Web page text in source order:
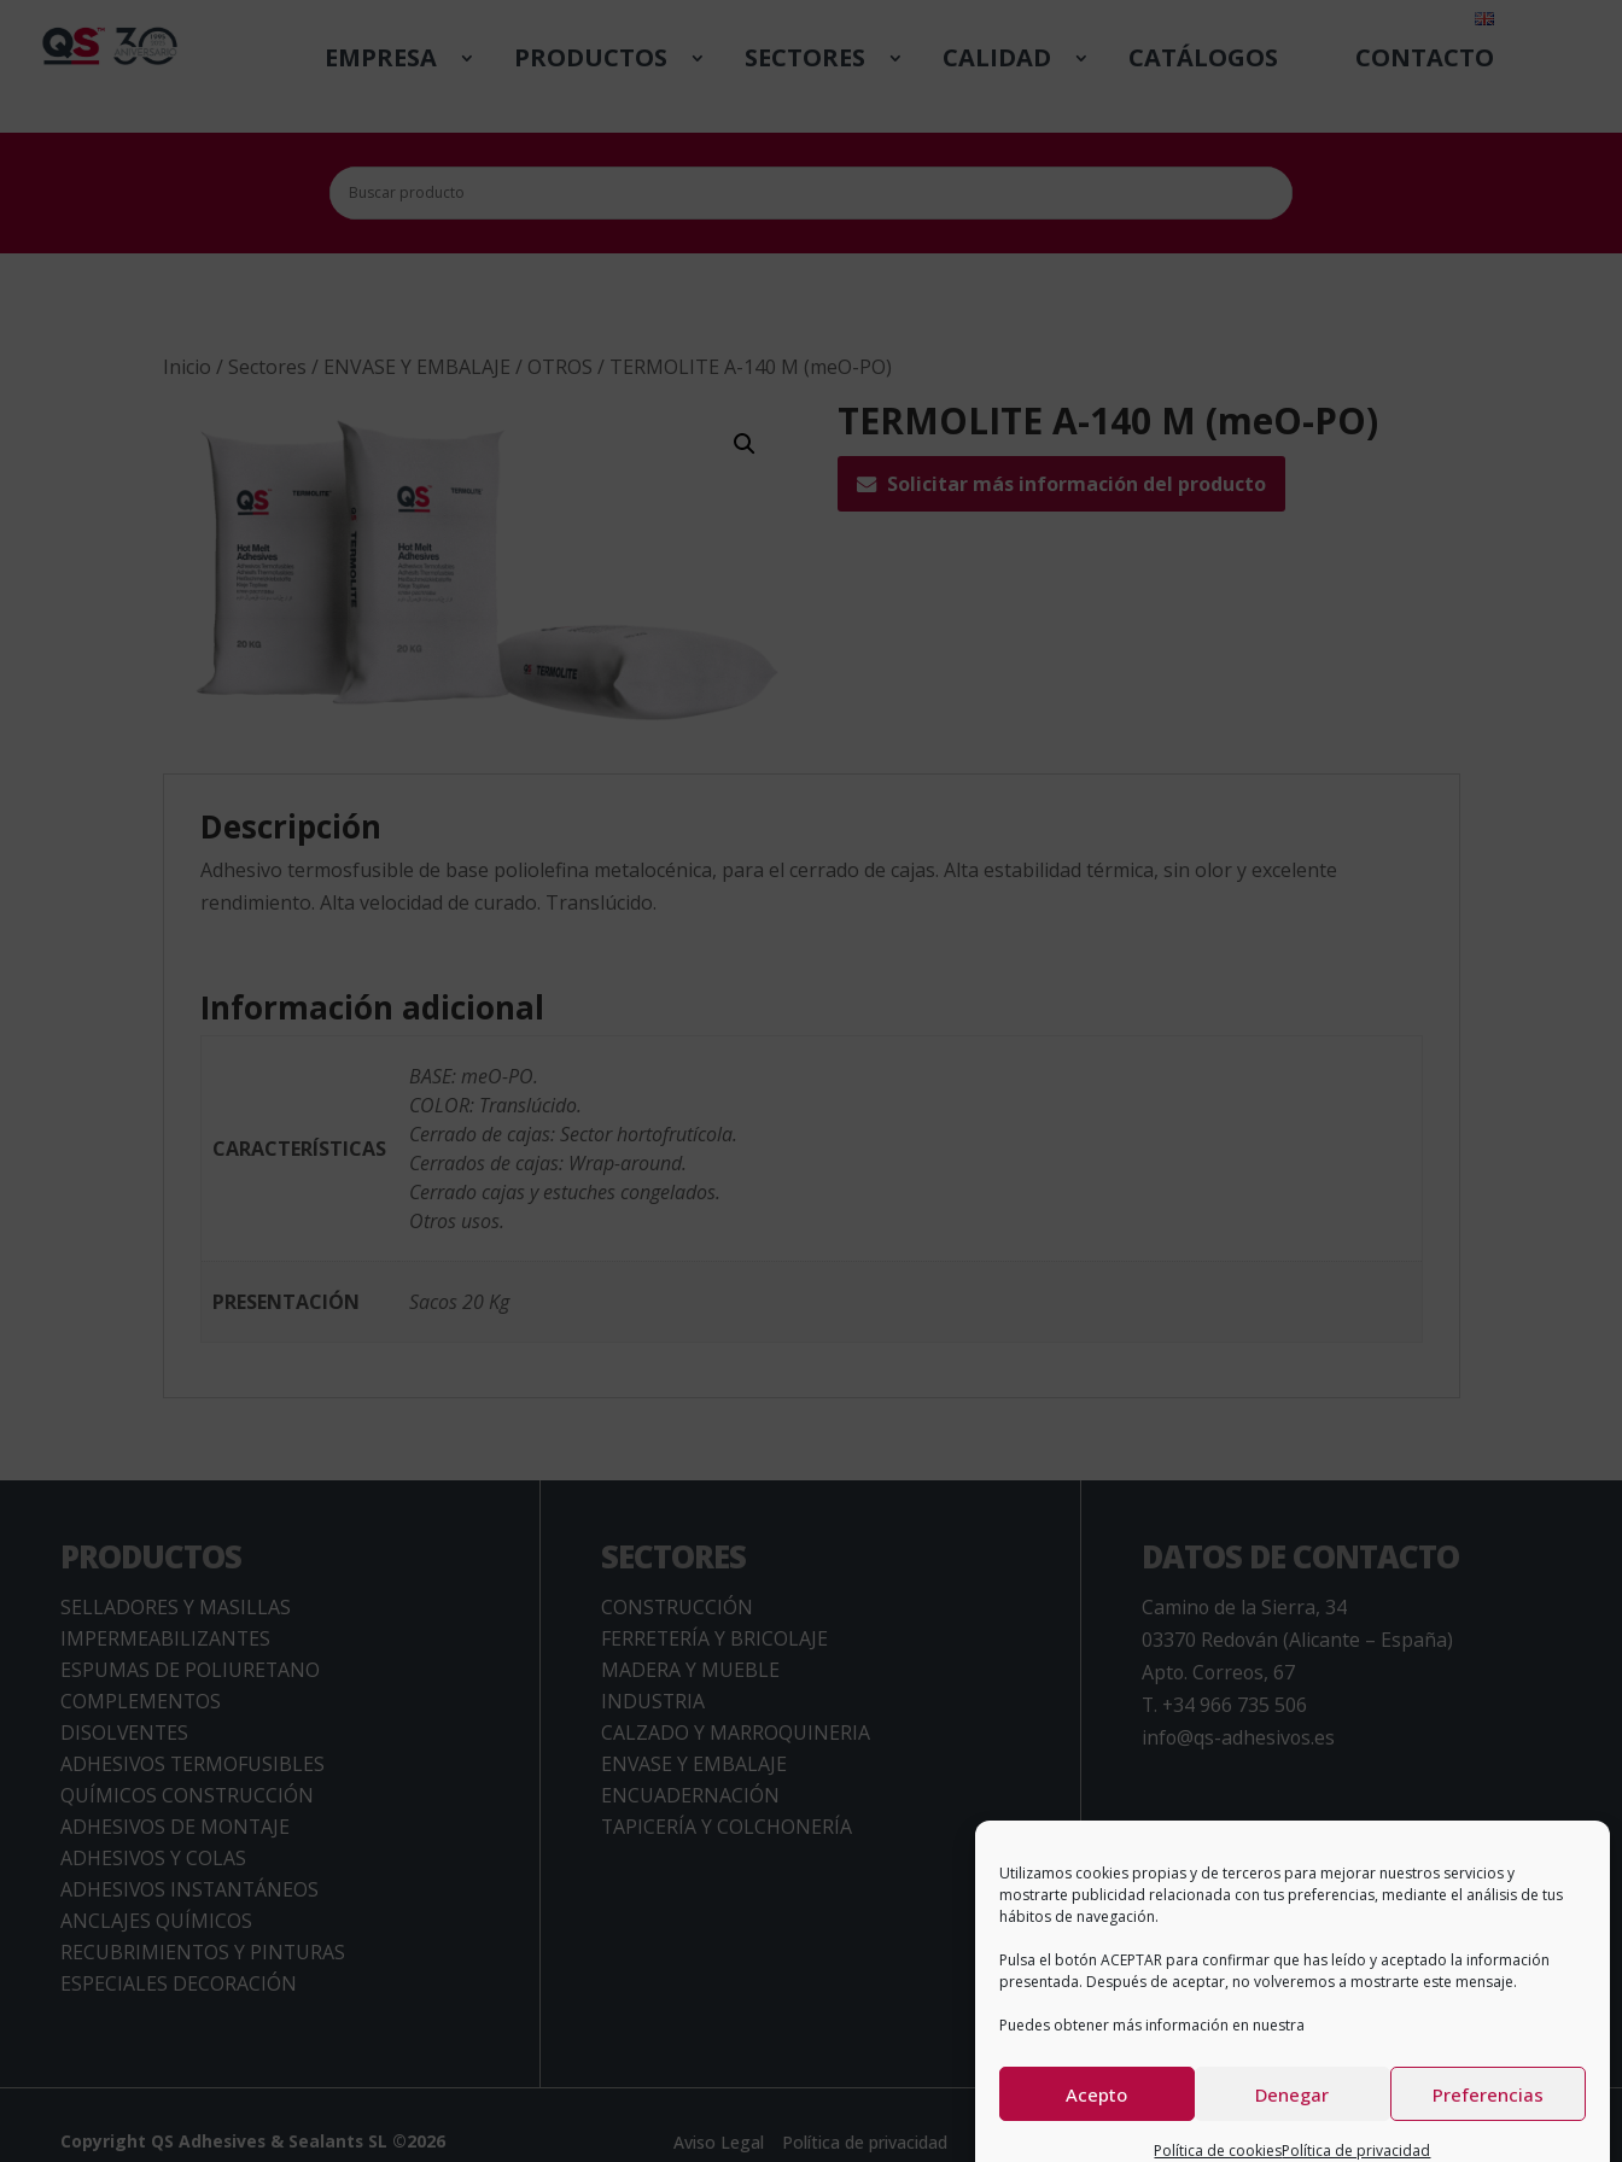
Utilizamos cookies propias y de terceros para mejorar nuestros servicios y
mostrarte publicidad relacionada con tus preferencias, mediante el análisis de tus
hábitos de navegación.
Pulsa el botón ACEPTAR para confirmar que has leído y aceptado la información
presentada. Después de aceptar, no volveremos a mostrarte este mensaje.
Puedes obtener más información en nuestra
Acepto Denegar Preferencias
Política de cookiesPolítica de privacidad
EMPRESA PRODUCTOS SECTORES CALIDAD CATÁLOGOS CONTACTO
Inicio / Sectores / ENVASE Y EMBALAJE / OTROS / TERMOLITE A-140 M (meO-PO)
TERMOLITE A-140 M (meO-PO)
Solicitar más información del producto
Descripción
Adhesivo termosfusible de base poliolefina metalocénica, para el cerrado de cajas. Alta estabilidad térmica, sin olor y excelente
rendimiento. Alta velocidad de curado. Translúcido.
Información adicional
CARACTERÍSTICAS
BASE: meO-PO.
COLOR: Translúcido.
Cerrado de cajas: Sector hortofrutícola.
Cerrados de cajas: Wrap-around.
Cerrado cajas y estuches congelados.
Otros usos.
PRESENTACIÓN Sacos 20 Kg
PRODUCTOS
SELLADORES Y MASILLAS
IMPERMEABILIZANTES
ESPUMAS DE POLIURETANO
COMPLEMENTOS
DISOLVENTES
ADHESIVOS TERMOFUSIBLES
QUÍMICOS CONSTRUCCIÓN
ADHESIVOS DE MONTAJE
ADHESIVOS Y COLAS
ADHESIVOS INSTANTÁNEOS
ANCLAJES QUÍMICOS
RECUBRIMIENTOS Y PINTURAS
ESPECIALES DECORACIÓN
SECTORES
CONSTRUCCIÓN
FERRETERÍA Y BRICOLAJE
MADERA Y MUEBLE
INDUSTRIA
CALZADO Y MARROQUINERIA
ENVASE Y EMBALAJE
ENCUADERNACIÓN
TAPICERÍA Y COLCHONERÍA
DATOS DE CONTACTO
Camino de la Sierra, 34
03370 Redován (Alicante – España)
Apto. Correos, 67
T. +34 966 735 506
info@qs-adhesivos.es
CONDICIONES GENERALES DE VENTA
Copyright QS Adhesives & Sealants SL ©2026 Aviso Legal Política de privacidad